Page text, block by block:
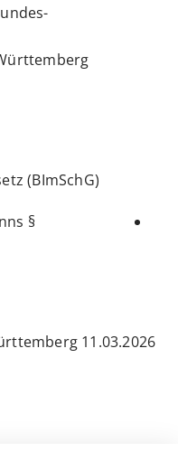
(BImSchG)
§ 8a Zulassung vorzeitigen Beginns
11.03.2026 Umweltministerium Baden-Württemberg